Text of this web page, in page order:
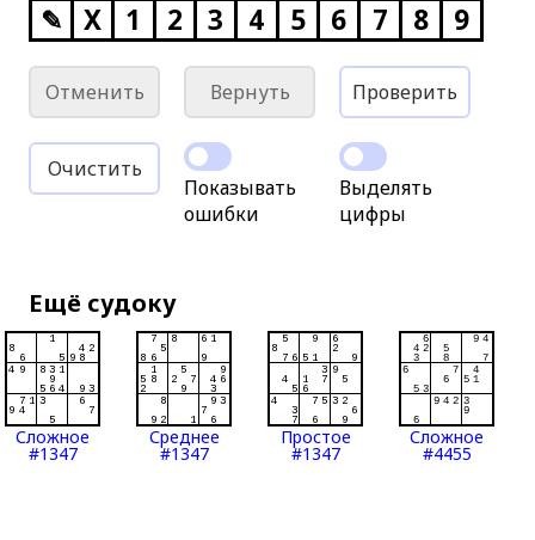
✎ X 1 2 3 4 5 6 7 8 9
Отменить Вернуть Проверить
Очистить
Показывать
ошибки
Выделять
цифры
Ещё судоку
Сложное
#1347
Среднее
#1347
Простое
#1347
Сложное
#4455